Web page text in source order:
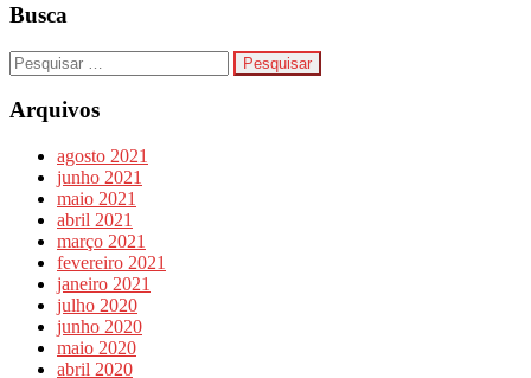
Busca
Pesquisar
por:
Arquivos
agosto 2021
junho 2021
maio 2021
abril 2021
março 2021
fevereiro 2021
janeiro 2021
julho 2020
junho 2020
maio 2020
abril 2020